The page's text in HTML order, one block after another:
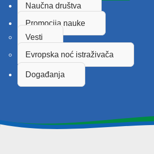
Naučna društva
Promocija nauke
Vesti
Evropska noć istraživača
Događanja